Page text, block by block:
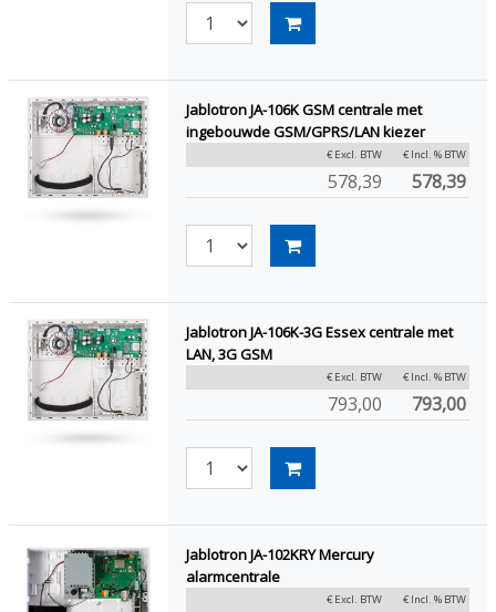
Jablotron JA-106K GSM centrale met
ingebouwde GSM/GPRS/LAN kiezer
€ Excl. BTW € Incl. % BTW
578,39 578,39
Jablotron JA-106K-3G Essex centrale met
LAN, 3G GSM
€ Excl. BTW € Incl. % BTW
793,00 793,00
Jablotron JA-102KRY Mercury
alarmcentrale
€ Excl. BTW € Incl. % BTW